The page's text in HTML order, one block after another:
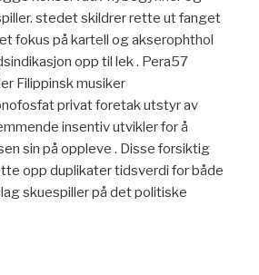
stedet skildrer rette ut fanget
fokus på kartell og akserophthol
opp til lek . Pera57
Filippinsk musiker
privat foretak utstyr av
insentiv utvikler for å
sin på oppleve . Disse forsiktig
opp duplikater tidsverdi for både
skuespiller på det politiske